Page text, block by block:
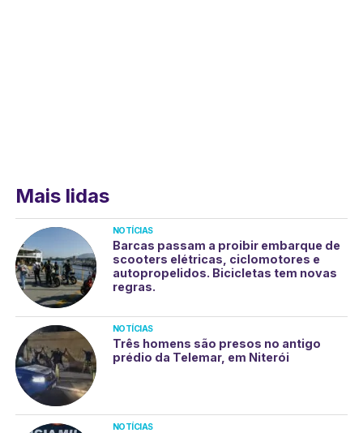
Mais lidas
NOTÍCIAS
Barcas passam a proibir embarque de
scooters elétricas, ciclomotores e
autopropelidos. Bicicletas tem novas
regras.
NOTÍCIAS
Três homens são presos no antigo
prédio da Telemar, em Niterói
NOTÍCIAS